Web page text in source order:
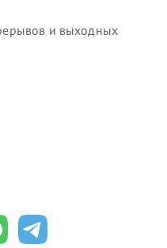
и выходных